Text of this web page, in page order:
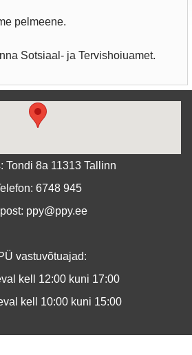
pelmeene.
Sotsiaal- ja Tervishoiuamet.
Tondi 8a 11313 Tallinn
6748 945
ppy@ppy.ee
vastuvõtuajad:
kell 12:00 kuni 17:00
kell 10:00 kuni 15:00